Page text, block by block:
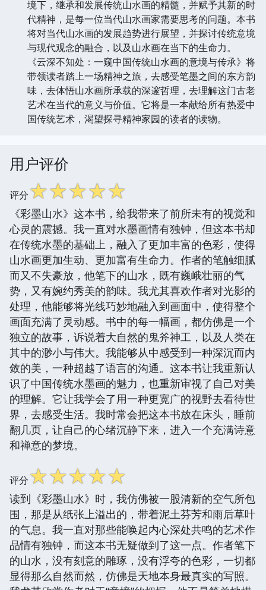
境下，继承和发展传统山水画的精髓，并赋予其新的时
代精神，是每一位当代山水画家需要思考的问题。本书
将对当代山水画的发展趋势进行展望，并探讨传统意境
与现代观念的融合，以及山水画在当下的生命力。
《云深不知处：一窥中国传统山水画的意境与传承》将
带领读者踏上一场精神之旅，去感受笔墨之间的东方韵
味，去体悟山水画所承载的深邃哲理，去理解这门古老
艺术在当代的意义与价值。它将是一本献给所有热爱中
国传统艺术，渴望探寻精神家园的读者的读物。
用户评价
评分☆☆☆☆☆
《彩墨山水》这本书，给我带来了前所未有的视觉和
心灵的震撼。我一直对水墨画情有独钟，但这本书却
在传统水墨的基础上，融入了更加丰富的色彩，使得
山水画更加生动、更加富有生命力。作者的笔触细腻
而又不失豪放，他笔下的山水，既有巍峨壮丽的气
势，又有婉约秀美的韵味。我尤其喜欢作者对光影的
处理，他能够将光线巧妙地融入到画面中，使得整个
画面充满了灵动感。书中的每一幅画，都仿佛是一个
独立的故事，诉说着大自然的鬼斧神工，以及人类在
其中的渺小与伟大。我能够从中感受到一种深沉而内
敛的美，一种超越了语言的沟通。这本书让我重新认
识了中国传统水墨画的魅力，也重新审视了自己对美
的理解。它让我学会了用一种更宽广的视野去看待世
界，去感受生活。我时常会把这本书放在床头，睡前
翻几页，让自己的心绪沉静下来，进入一个充满诗意
和禅意的梦境。
评分☆☆☆☆☆
读到《彩墨山水》时，我仿佛被一股清新的空气所包
围，那是从纸张上溢出的，带着泥土芬芳和雨后草叶
的气息。我一直对那些能唤起内心深处共鸣的艺术作
品情有独钟，而这本书无疑做到了这一点。作者笔下
的山水，没有刻意的雕琢，没有浮夸的色彩，一切都
显得那么自然而然，仿佛是天地本身最真实的写照。